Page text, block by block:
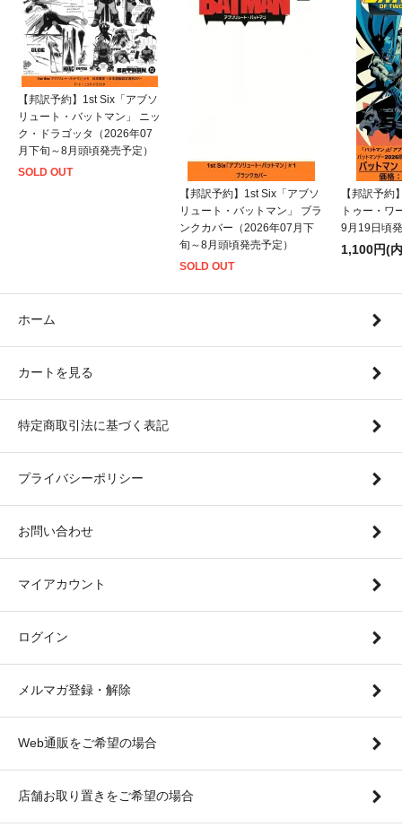
【邦訳予約】1st Six「アブソ
リュート・バットマン」 ニッ
ク・ドラゴッタ（2026年07
月下旬～8月頭頃発売予定）
SOLD OUT
【邦訳予約】1st Six「アブソ
リュート・バットマン」 ブラ
ンクカバー（2026年07月下
旬～8月頭頃発売予定）
SOLD OUT
【邦訳予約
トゥー・ワ
9月19日頃
1,100円(
ホーム
カートを見る
特定商取引法に基づく表記
プライバシーポリシー
お問い合わせ
マイアカウント
ログイン
メルマガ登録・解除
Web通販をご希望の場合
店舗お取り置きをご希望の場合